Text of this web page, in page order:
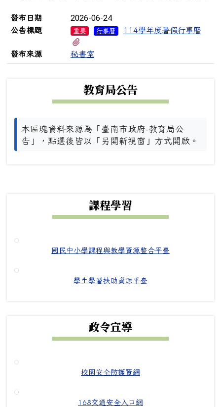
新聞列表
發布日期 2026-06-24
公告標題 重要 行事曆
114學年度暑假行事曆
發布來源
秘書室
教育局公告
本區塊資料來源為「臺南市政府-教育局公
告」，點選後皆以「另開新視窗」方式開啟。
課程學習
國民中小學課程與教學資源整合平臺
學生學習扶助資源平臺
政令宣導
校園安全防護資網
168交通安全入口網